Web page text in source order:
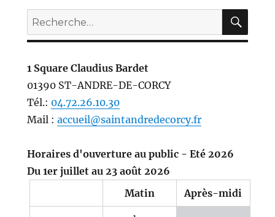
Recherche
pour :
1 Square Claudius Bardet
01390 ST-ANDRE-DE-CORCY
Tél.: 04.72.26.10.30
Mail : accueil@saintandredecorcy.fr
Horaires d'ouverture au public - Eté 2026
Du 1er juillet au 23 août 2026
Matin
Après-midi